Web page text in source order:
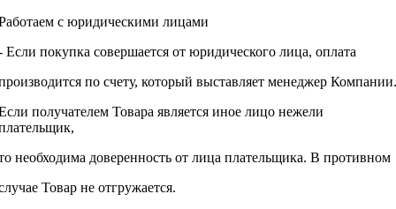
с юридическими лицами
Если покупка совершается от юридического лица, оплата
по счету, который выставляет менеджер Компании.
получателем Товара является иное лицо нежели
необходима доверенность от лица плательщика. В противном
Товар не отгружается.